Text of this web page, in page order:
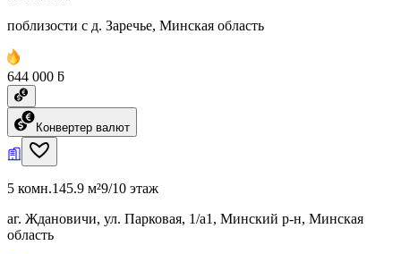
поблизости с д. Заречье, Минская область
644 000 ƃ
Конвертер валют
5 комн.145.9 м²9/10 этаж
аг. Ждановичи, ул. Парковая, 1/а1, Минский р-н, Минская
область